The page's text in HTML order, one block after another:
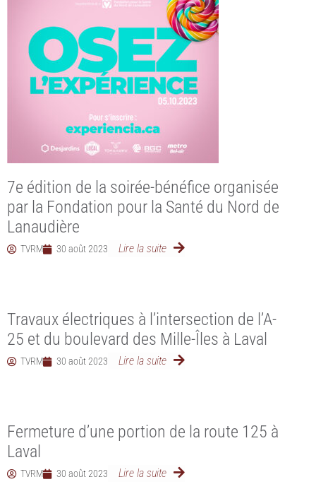
7e édition de la soirée-bénéfice organisée
par la Fondation pour la Santé du Nord de
Lanaudière
TVRM 30 août 2023 Lire la suite
Travaux électriques à l’intersection de l’A-
25 et du boulevard des Mille-Îles à Laval
TVRM 30 août 2023 Lire la suite
Fermeture d’une portion de la route 125 à
Laval
TVRM 30 août 2023 Lire la suite